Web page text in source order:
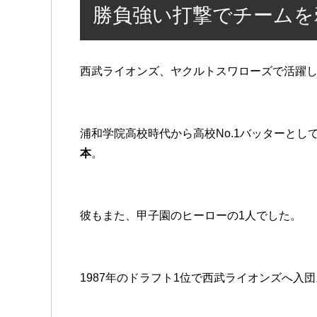
勝負強い打撃でチーム
西武ライオンズ、ヤクルトスワローズで活躍
浦和学院高校時代から高校No.1バッターとし
本。
彼もまた、甲子園のヒーローの1人でした。
1987年のドラフト1位で西武ライオンズへ入